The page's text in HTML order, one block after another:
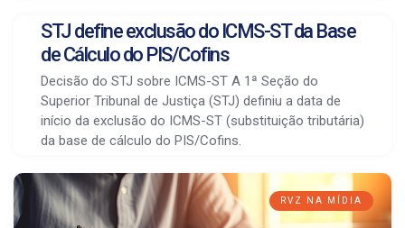
STJ define exclusão do ICMS-ST da Base
de Cálculo do PIS/Cofins
Decisão do STJ sobre ICMS-ST A 1ª Seção do
Superior Tribunal de Justiça (STJ) definiu a data de
início da exclusão do ICMS-ST (substituição tributária)
da base de cálculo do PIS/Cofins.
RVZ NA MÍDIA